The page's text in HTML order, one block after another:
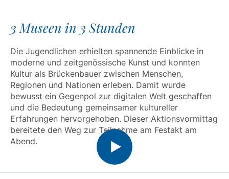
3 Museen in 3 Stunden
Die Jugendlichen erhielten spannende Einblicke in
moderne und zeitgenössische Kunst und konnten
Kultur als Brückenbauer zwischen Menschen,
Regionen und Nationen erleben. Damit wurde
bewusst ein Gegenpol zur digitalen Welt geschaffen
und die Bedeutung gemeinsamer kultureller
Erfahrungen hervorgehoben. Dieser Aktionsvormittag
bereitete den Weg zur Teilnahme am Festakt am
Abend.